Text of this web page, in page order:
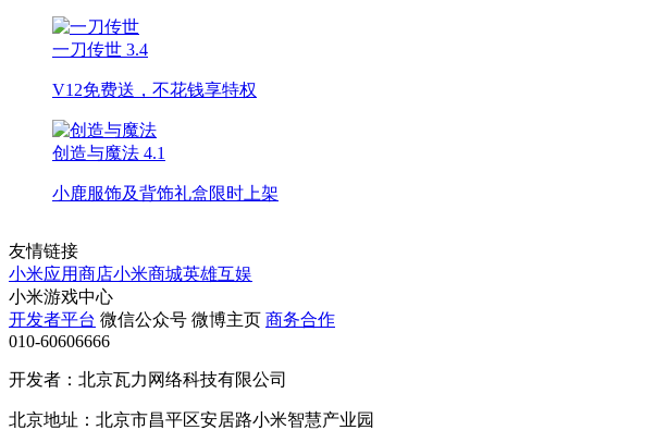
一刀传世 3.4
V12免费送，不花钱享特权
创造与魔法 4.1
小鹿服饰及背饰礼盒限时上架
友情链接
小米应用商店小米商城英雄互娱
小米游戏中心
开发者平台 微信公众号 微博主页 商务合作
010-60606666
开发者：北京瓦力网络科技有限公司
北京地址：北京市昌平区安居路小米智慧产业园